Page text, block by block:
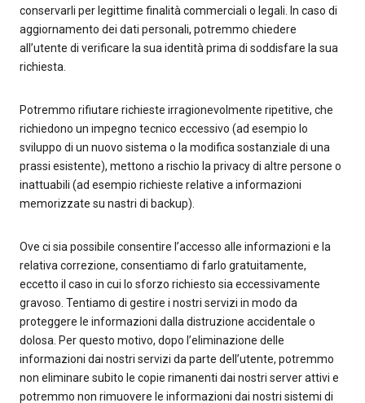
conservarli per legittime finalità commerciali o legali. In caso di
aggiornamento dei dati personali, potremmo chiedere
all’utente di verificare la sua identità prima di soddisfare la sua
richiesta.
Potremmo rifiutare richieste irragionevolmente ripetitive, che
richiedono un impegno tecnico eccessivo (ad esempio lo
sviluppo di un nuovo sistema o la modifica sostanziale di una
prassi esistente), mettono a rischio la privacy di altre persone o
inattuabili (ad esempio richieste relative a informazioni
memorizzate su nastri di backup).
Ove ci sia possibile consentire l’accesso alle informazioni e la
relativa correzione, consentiamo di farlo gratuitamente,
eccetto il caso in cui lo sforzo richiesto sia eccessivamente
gravoso. Tentiamo di gestire i nostri servizi in modo da
proteggere le informazioni dalla distruzione accidentale o
dolosa. Per questo motivo, dopo l’eliminazione delle
informazioni dai nostri servizi da parte dell’utente, potremmo
non eliminare subito le copie rimanenti dai nostri server attivi e
potremmo non rimuovere le informazioni dai nostri sistemi di